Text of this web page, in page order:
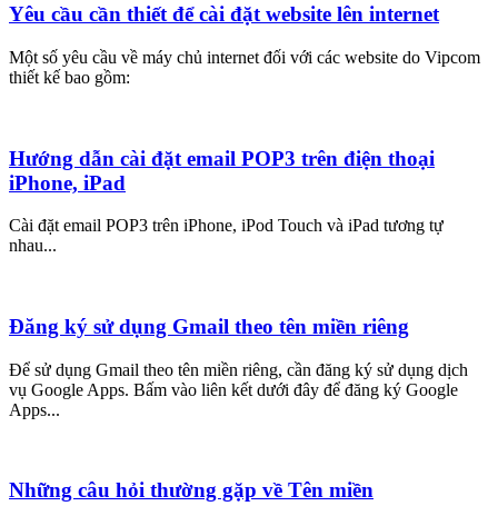
Yêu cầu cần thiết để cài đặt website lên internet
Một số yêu cầu về máy chủ internet đối với các website do Vipcom
thiết kế bao gồm:
Hướng dẫn cài đặt email POP3 trên điện thoại
iPhone, iPad
Cài đặt email POP3 trên iPhone, iPod Touch và iPad tương tự
nhau...
Đăng ký sử dụng Gmail theo tên miền riêng
Để sử dụng Gmail theo tên miền riêng, cần đăng ký sử dụng dịch
vụ Google Apps. Bấm vào liên kết dưới đây để đăng ký Google
Apps...
Những câu hỏi thường gặp về Tên miền